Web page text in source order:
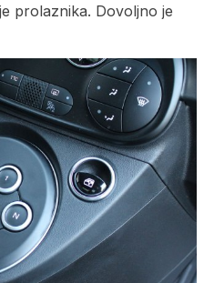
prolaznika. Dovoljno je